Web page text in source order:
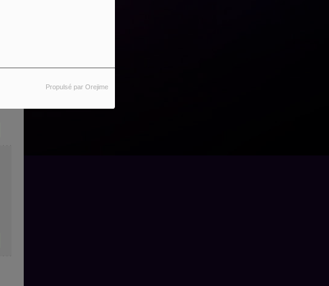
Propulsé par Orejime